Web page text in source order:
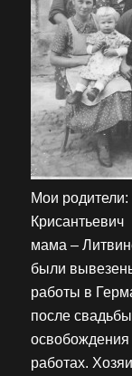
Мои
Крисантьевич
мама –
были
работы в
после
освобождения
работах.